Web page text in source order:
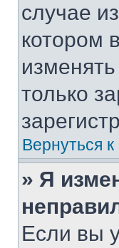
случае
котором
только
Вернуться
» Я
Если вы